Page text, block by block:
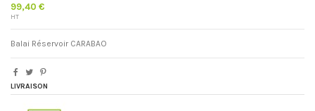
99,40 €
HT
Balai Réservoir CARABAO
LIVRAISON